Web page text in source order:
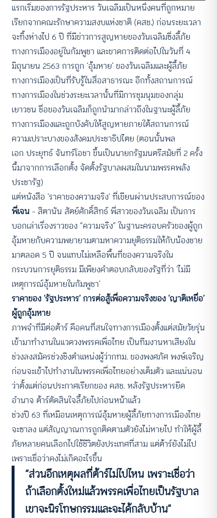
แรกเริ่มของการรัฐประหาร วันเฉลิมเป็นหนึ่งคนที่ถูกหมาย
เรียกจากคณะรักษาความสงบแห่งชาติ (คสช.) ก่อนระยะเวลา
จะทิ้งห่างไป 6 ปี ที่มีข่าวการสูญหายของวันเฉลิมซึ่งลี้ภัย
ทางการเมืองอยู่ในกัมพูชา และขาดการติดต่อไปในวันที่ 4
มิถุนายน 2563 การถูก ‘อุ้มหาย’ ของวันเฉลิมและผู้ลี้ภัย
ทางการเมืองเป็นที่รับรู้ในสื่อสาธารณะ อีกทั้งสถานการณ์
ทางการเมืองในช่วงระยะเวลานั้นที่มีการชุมนุมของกลุ่ม
เยาวชน ชื่อของวันเฉลิมก็ถูกนำมากล่าวถึงในฐานะผู้ลี้ภัย
ทางการเมืองและถูกบังคับให้สูญหายภายใต้สถานการณ์
ความเปราะบางของสังคมประชาธิปไตย (ตอนนั้นพล
เอก ประยุทธ์ จันทร์โอชา ขึ้นเป็นนายกรัฐมนตรีสมัยที่ 2 ครั้ง
นี้มาจากการเลือกตั้ง จัดตั้งรัฐบาลผสมในนามพรรคพลัง
ประชารัฐ)
แต่หนังสือ ‘ราคาของความจริง’ ที่เขียนผ่านประสบการณ์ของ
พี่เจน– สิตานัน สัตย์ศักดิ์สิทธ์ พี่สาวของวันเฉลิม เป็นการ
บอกเล่าเรื่องราวของ “ความจริง” ในฐานะครอบครัวของผู้ถูก
อุ้มหายกับความพยายามตามหาความยุติธรรมให้กับน้องชาย
มาตลอด 5 ปี จนแทบไม่เหลือพื้นที่ของความจริงใน
กระบวนการยุติธรรม มีเพียงคำตอบกลับของรัฐที่ว่า ‘ไม่มี
เหตุการณ์อุ้มหายในกัมพูชา’
ราคาของ ‘รัฐประหาร’ การต่อสู้เพื่อความจริงของ ‘ญาติเหยื่อ’
ผู้ถูกอุ้มหาย
ภาพจำที่มีต่อต้าร์ คือคนที่สนใจทางการเมืองตั้งแต่สมัยวัยรุ่น
เข้ามาทำงานในแวดวงพรรคเพื่อไทย เป็นทีมงานหาเสียงใน
ช่วงลงสมัครช่วงชิงตำแหน่งผู้ว่ากทม. ของพงศภัศ พงษ์เจริญ
ก่อนจะเข้าไปทำงานในพรรคเพื่อไทยอย่างเต็มตัว และแน่นอน
ว่าตั้งแต่ก่อนประกาศเรียกของ คสช. หลังรัฐประหารยึด
อำนาจ ต้าร์ตัดสินใจลี้ภัยไปก่อนหน้าแล้ว
ช่วงปี 63 ที่เหมือนเหตุการณ์อุ้มหายผู้ลี้ภัยทางการเมืองไทย
จะซาลง แต่สัญญาณการถูกติดตามตัวยังไม่หายไป ทำให้ผู้ลี้
ภัยหลายคนเลือกไปใช้ชีวิตยังประเทศที่สาม แต่ต้าร์ยังไม่ไป
เพราะเชื่อว่าคงไม่เกิดอะไรขึ้น
“ส่วนอีกเหตุผลที่ต้าร์ไม่ไปไหน เพราะเชื่อว่า
ถ้าเลือกตั้งใหม่แล้วพรรคเพื่อไทยเป็นรัฐบาล
เขาจะนิรโทษกรรมและจะได้กลับบ้าน”